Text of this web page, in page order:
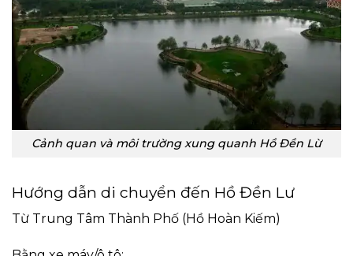
Cảnh quan và môi trường xung quanh Hồ Đền Lừ
Hướng dẫn di chuyển đến Hồ Đền Lư
Từ Trung Tâm Thành Phố (Hồ Hoàn Kiếm)